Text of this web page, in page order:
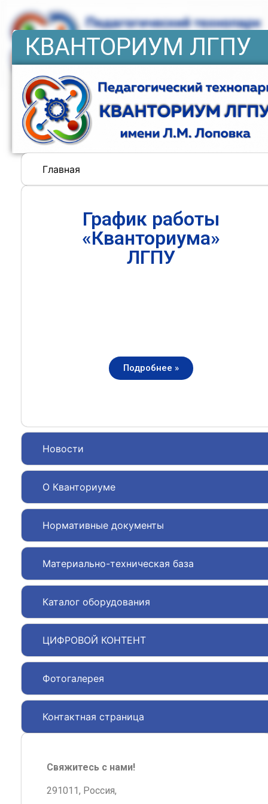
КВАНТОРИУМ ЛГПУ
Главная
Новости
О Кванториуме
Нормативные документы
Материально-техническая база
Каталог оборудования
ЦИФРОВОЙ КОНТЕНТ
Фотогалерея
Контактная страница
График работы
«Кванториума»
ЛГПУ
Подробнее »
Свяжитесь с нами!
291011, Россия,